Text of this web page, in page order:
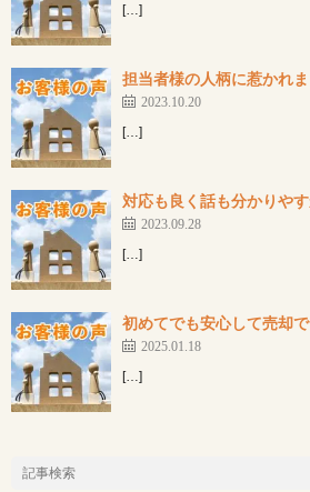
[…]
担当者様の人柄に惹かれ
2023.10.20
[…]
対応も良く話も分かりや
2023.09.28
[…]
初めてでも安心して売却
2025.01.18
[…]